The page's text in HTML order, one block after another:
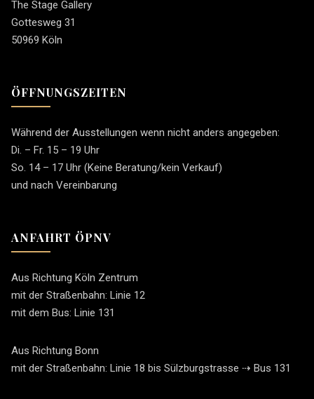
The Stage Gallery
Gottesweg 31
50969 Köln
ÖFFNUNGSZEITEN
Während der Ausstellungen wenn nicht anders angegeben:
Di. – Fr. 15 – 19 Uhr
So. 14 – 17 Uhr (Keine Beratung/kein Verkauf)
und nach Vereinbarung
ANFAHRT ÖPNV
Aus Richtung Köln Zentrum
mit der Straßenbahn: Linie 12
mit dem Bus: Linie 131
Aus Richtung Bonn
mit der Straßenbahn: Linie 18 bis Sülzburgstrasse ⇢ Bus 131